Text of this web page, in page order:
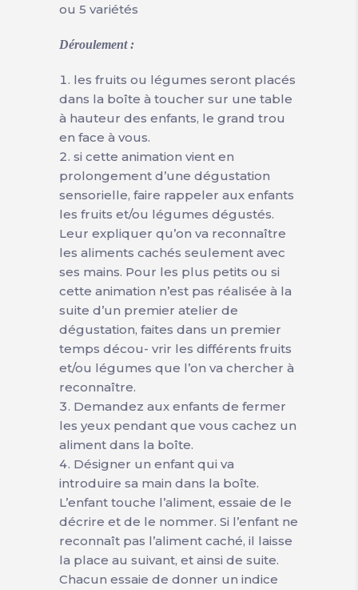
ou 5 variétés
Déroulement :
les fruits ou légumes seront placés
dans la boîte à toucher sur une table
à hauteur des enfants, le grand trou
en face à vous.
si cette animation vient en
prolongement d’une dégustation
sensorielle, faire rappeler aux enfants
les fruits et/ou légumes dégustés.
Leur expliquer qu’on va reconnaître
les aliments cachés seulement avec
ses mains. Pour les plus petits ou si
cette animation n’est pas réalisée à la
suite d’un premier atelier de
dégustation, faites dans un premier
temps décou- vrir les différents fruits
et/ou légumes que l’on va chercher à
reconnaître.
Demandez aux enfants de fermer
les yeux pendant que vous cachez un
aliment dans la boîte.
Désigner un enfant qui va
introduire sa main dans la boîte.
L’enfant touche l’aliment, essaie de le
décrire et de le nommer. Si l’enfant ne
reconnaît pas l’aliment caché, il laisse
la place au suivant, et ainsi de suite.
Chacun essaie de donner un indice